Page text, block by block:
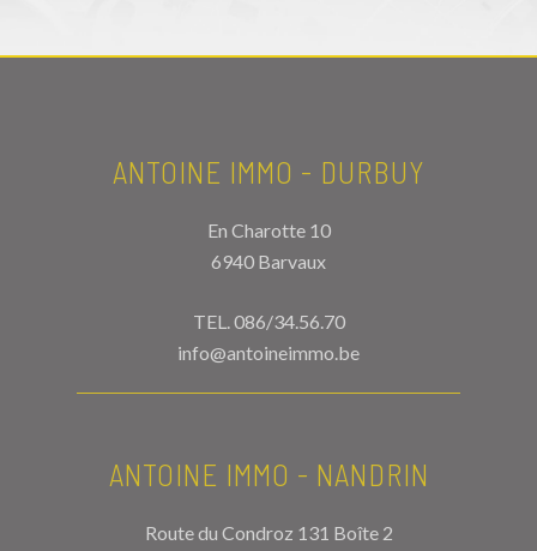
ANTOINE IMMO - DURBUY
En Charotte 10
6940 Barvaux
TEL.086/34.56.70
info@antoineimmo.be
ANTOINE IMMO - NANDRIN
Route du Condroz 131 Boîte 2